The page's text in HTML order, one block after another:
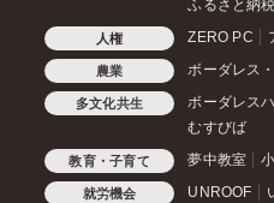
ふるさと納
人権 ZERO PC
農業 ボーダレス
多文化共生 ボーダレス
むすびば
教育・子育て 夢中教室
就労機会 UNROOF